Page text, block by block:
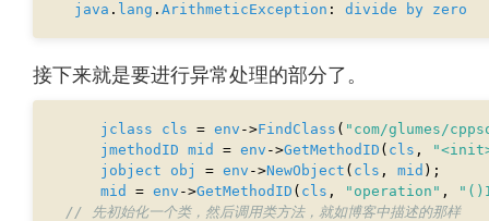
java . lang . ArithmeticException : divide by zero
接下来就是要进行异常处理的部分了。
jclass cls = env ->FindClass ( "com/glumes/
jmethodID mid = env ->GetMethodID ( cls ,
jobject
obj = env ->NewObject ( cls , mid
mid
= env ->GetMethodID ( cls , "operation" ,